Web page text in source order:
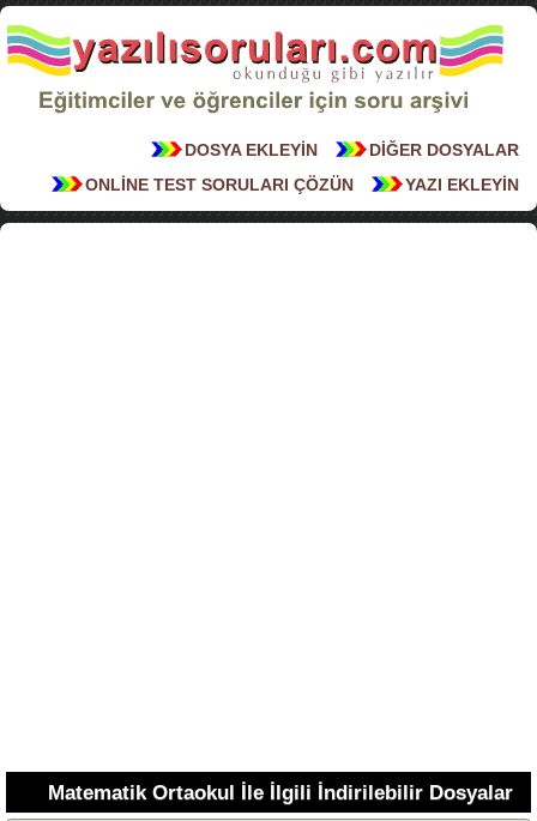
DİĞER DOSYALAR
DOSYA EKLEYİN
YAZI EKLEYİN
ONLİNE TEST SORULARI ÇÖZÜN
Matematik Ortaokul İle İlgili İndirilebilir Dosyalar